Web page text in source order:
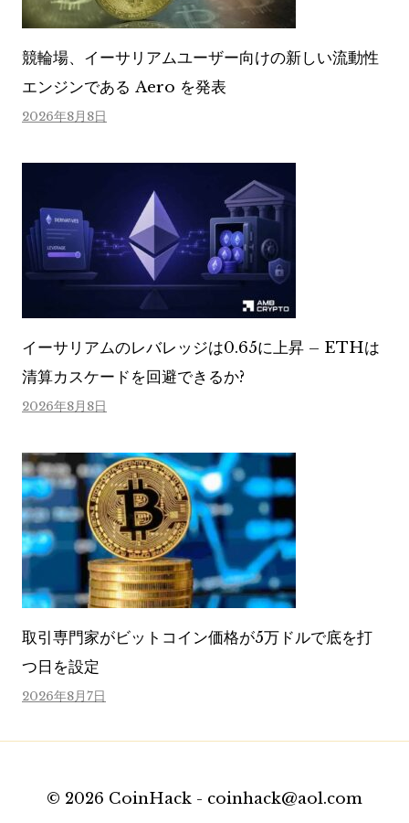
競輪場、イーサリアムユーザー向けの新しい流動性
エンジンである Aero を発表
2026年8月8日
イーサリアムのレバレッジは0.65に上昇 – ETHは
清算カスケードを回避できるか?
2026年8月8日
取引専門家がビットコイン価格が5万ドルで底を打
つ日を設定
2026年8月7日
© 2026 CoinHack - coinhack@aol.com